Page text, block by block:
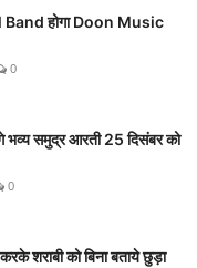
Band होगा Doon Music
0
भव्य समुद्र आरती 25 दिसंबर को
0
शराबी को बिना बताये छुड़ा